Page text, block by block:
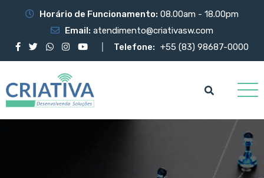
Horário de Funcionamento: 08.00am - 18.00pm
Email: atendimento@criativasw.com
Telefone: +55 (83) 98687-0000